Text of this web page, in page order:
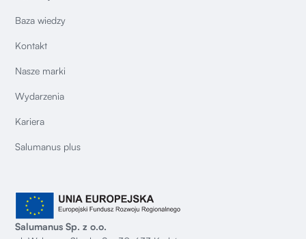
Baza wiedzy
Kontakt
Nasze marki
Wydarzenia
Kariera
Salumanus plus
Salumanus Sp. z o.o.